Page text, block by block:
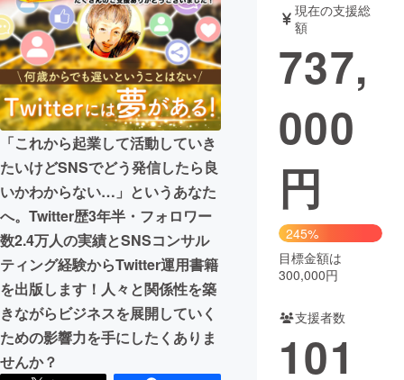
テクノロジー・ガジェット
映像・映画 書籍・雑誌
ビジネス・起業 チャレンジ
まちづくり・地域活性化
CAMPFIRE for Social Good
CAMPFIRE Creation
CAMPFIREふるさと納税machi-ya コミュニティ
「これから起業して活動していき
たいけどSNSでどう発信したら良
いかわからない…」というあなた
へ。Twitter歴3年半・フォロワー
数2.4万人の実績とSNSコンサル
ティング経験からTwitter運用書籍
を出版します！人々と関係性を築
きながらビジネスを展開していく
ための影響力を手にしたくありま
せんか？
現在の支援総
額
737,
000
円
245%
目標金額は
300,000円
支援者数
101